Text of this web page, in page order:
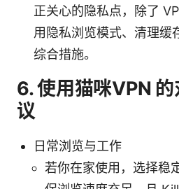
正关心的隐私点，除了
用隐私浏览模式、清理缓
综合措施。
6. 使用猫咪VPN
议
日常浏览与工作
若你在家使用，选择稳